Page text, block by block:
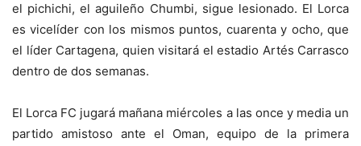
el pichichi, el aguileño Chumbi, sigue lesionado. El Lorca
es vicelíder con los mismos puntos, cuarenta y ocho, que
el líder Cartagena, quien visitará el estadio Artés Carrasco
dentro de dos semanas.
El Lorca FC jugará mañana miércoles a las once y media un
partido amistoso ante el Oman, equipo de la primera